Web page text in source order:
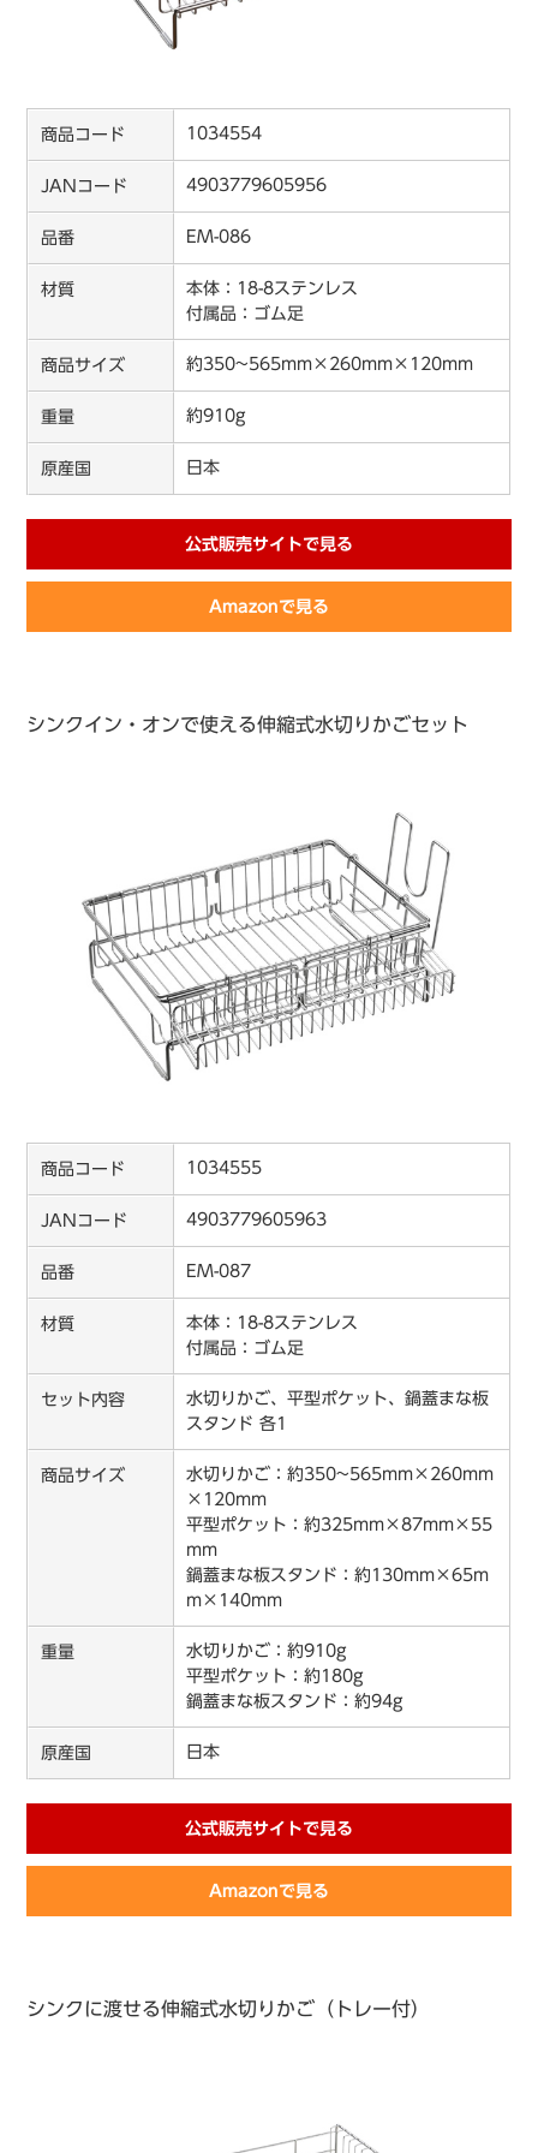
商品コード 1034554
JANコード 4903779605956
品番 EM-086
材質
本体：18-8ステンレス
付属品：ゴム足
商品サイズ 約350~565mm×260mm×120mm
重量 約910g
原産国 日本
公式販売サイトで見る
Amazonで見る
シンクイン・オンで使える伸縮式水切りかごセット
商品コード 1034555
JANコード 4903779605963
品番 EM-087
材質
本体：18-8ステンレス
付属品：ゴム足
セット内容
水切りかご、平型ポケット、鍋蓋まな板
スタンド 各1
商品サイズ
水切りかご：約350~565mm×260mm
×120mm
平型ポケット：約325mm×87mm×55
mm
鍋蓋まな板スタンド：約130mm×65m
m×140mm
重量
水切りかご：約910g
平型ポケット：約180g
鍋蓋まな板スタンド：約94g
原産国 日本
公式販売サイトで見る
Amazonで見る
シンクに渡せる伸縮式水切りかご（トレー付）